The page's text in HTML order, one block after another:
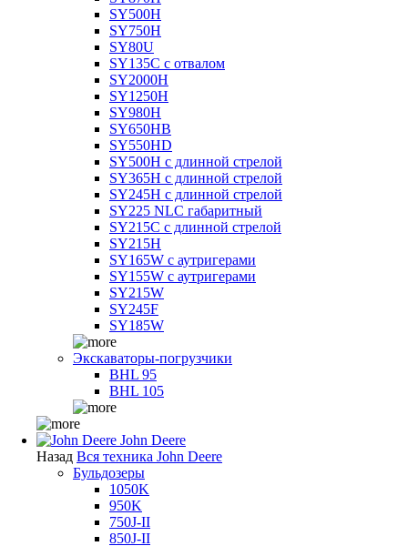
SY500H
SY750H
SY80U
SY135C с отвалом
SY2000H
SY1250H
SY980H
SY650HB
SY550HD
SY500H с длинной стрелой
SY365H с длинной стрелой
SY245H с длинной стрелой
SY225 NLC габаритный
SY215C с длинной стрелой
SY215H
SY165W с аутригерами
SY155W с аутригерами
SY215W
SY245F
SY185W
Экскаваторы-погрузчики
BHL 95
BHL 105
John Deere
Назад Вся техника John Deere
Бульдозеры
1050K
950K
750J-II
850J-II